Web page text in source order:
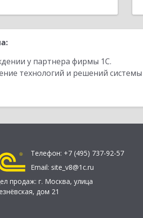
у партнера фирмы 1С.
технологий и решений
Телефон: +7 (495) 737-92-57
Email: site_v8@1c.ru
продаж: г. Москва, улица
дом 21